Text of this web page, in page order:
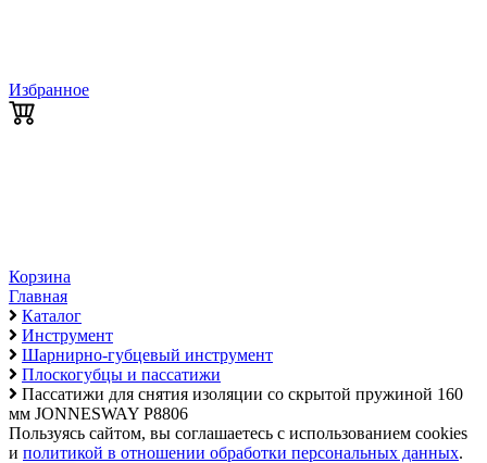
Избранное
Корзина
Главная
Каталог
Инструмент
Шарнирно-губцевый инструмент
Плоскогубцы и пассатижи
Пассатижи для снятия изоляции со скрытой пружиной 160
мм JONNESWAY P8806
Пользуясь сайтом, вы соглашаетесь с использованием cookies
и политикой в отношении обработки персональных данных.